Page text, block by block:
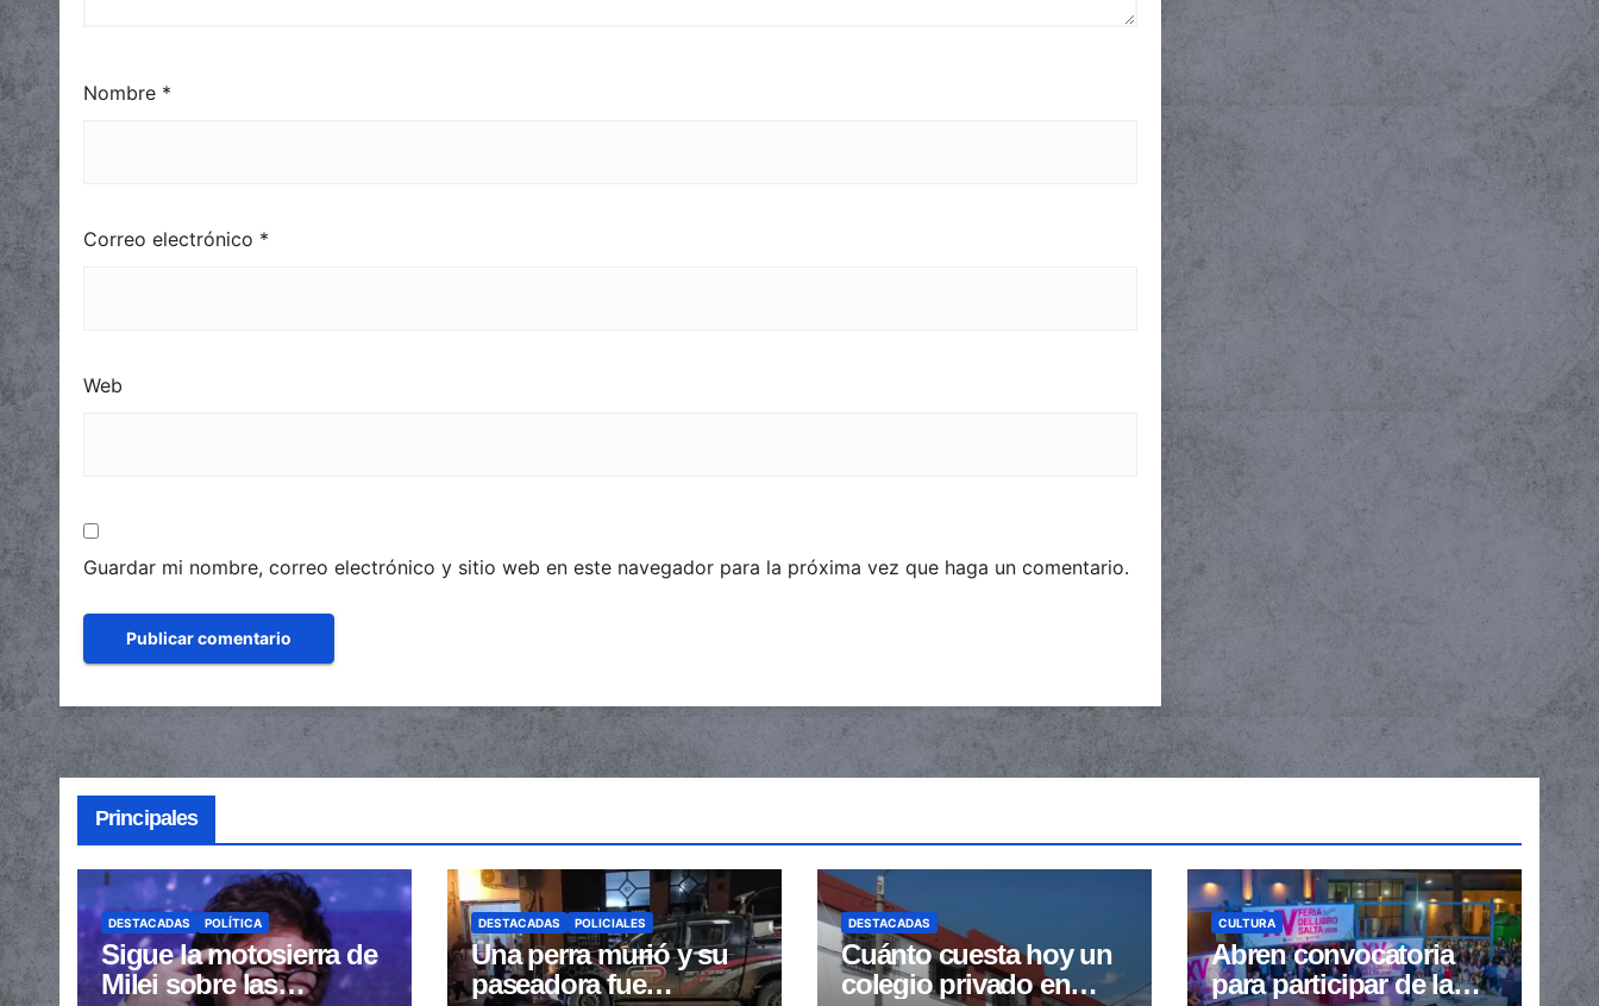
Nombre *
Correo electrónico *
Web
Guardar mi nombre, correo electrónico y sitio web en este navegador para la próxima vez que haga un comentario.
Principales
DESTACADAS POLÍTICA
Sigue la motosierra de
Milei sobre las
DESTACADAS POLICIALES
Una perra murió y su
paseadora fue
DESTACADAS
Cuánto cuesta hoy un
colegio privado en
CULTURA
Abren convocatoria
para participar de la